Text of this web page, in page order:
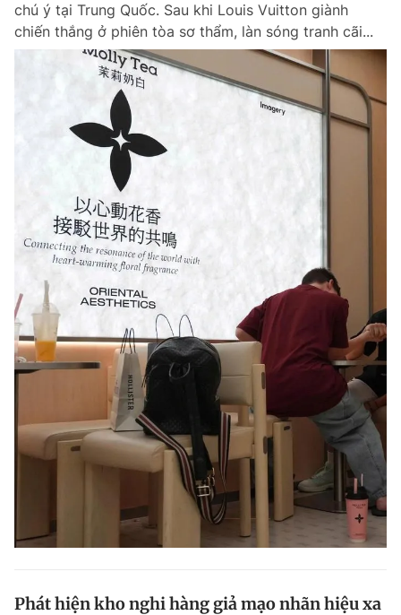
Tổng biên tập: Nguyễn Ngọc Toàn
Phó tổng biên tập thường trực: Hải Thành
Phó tổng biên tập: Lâm Hiếu Dũng
Phó tổng biên tập: Trần Việt Hưng
Tổng thư ký tòa soạn: Đức Trung
Giấy phép xuất bản số 110/GP - BTTTT cấp ngày 24.3.2020
© 2003-2026 Bản quyền thuộc về Báo Thanh Niên. Cấm sao chép
dưới mọi hình thức nếu không có sự chấp thuận bằng văn bản.
Phát triển bởi ePi Technologies, JSC.
chú ý tại Trung Quốc. Sau khi Louis Vuitton giành
chiến thắng ở phiên tòa sơ thẩm, làn sóng tranh cãi...
Phát hiện kho nghi hàng giả mạo nhãn hiệu xa